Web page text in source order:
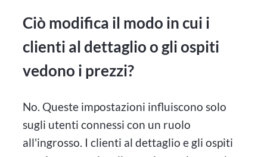
Ciò modifica il modo in cui i
clienti al dettaglio o gli ospiti
vedono i prezzi?
No. Queste impostazioni influiscono solo
sugli utenti connessi con un ruolo
all'ingrosso. I clienti al dettaglio e gli ospiti